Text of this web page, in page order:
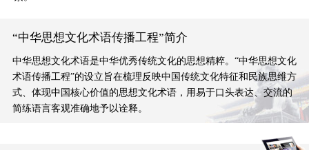
“中华思想文化术语传播工程”简介
中华思想文化术语是中华优秀传统文化的思想精粹。“中华思想文化
术语传播工程”的设立旨在梳理反映中国传统文化特征和民族思维方
式、体现中国核心价值的思想文化术语，用易于口头表达、交流的
简练语言客观准确地予以诠释。